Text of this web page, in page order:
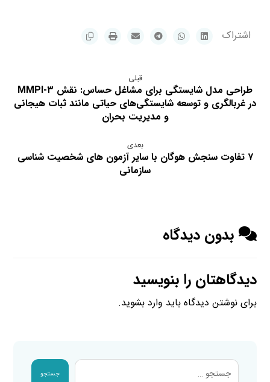
قبلی
طراحی مدل شایستگی برای مشاغل حساس: نقش MMPI-۳
در غربالگری و توسعه شایستگی‌های حیاتی مانند ثبات هیجانی
و مدیریت بحران
بعدی
۷ تفاوت سنجش هوگان با سایر آزمون های شخصیت شناسی
سازمانی
بدون دیدگاه
دیدگاهتان را بنویسید
برای نوشتن دیدگاه باید وارد بشوید.
جستجو